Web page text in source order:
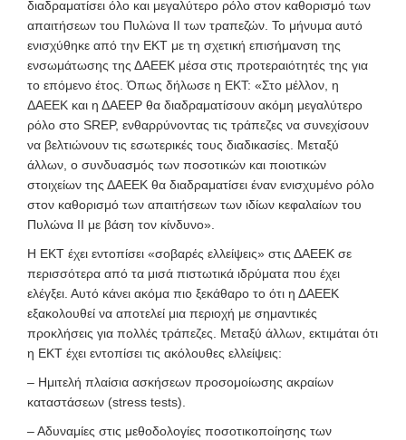
διαδραματίσει όλο και μεγαλύτερο ρόλο στον καθορισμό των
απαιτήσεων του Πυλώνα ΙΙ των τραπεζών. Το μήνυμα αυτό
ενισχύθηκε από την EKT με τη σχετική επισήμανση της
ενσωμάτωσης της ΔΑΕΕΚ μέσα στις προτεραιότητές της για
το επόμενο έτος. Όπως δήλωσε η ΕΚΤ: «Στο μέλλον, η
ΔΑΕΕΚ και η ΔΑΕΕΡ θα διαδραματίσουν ακόμη μεγαλύτερο
ρόλο στο SREP, ενθαρρύνοντας τις τράπεζες να συνεχίσουν
να βελτιώνουν τις εσωτερικές τους διαδικασίες. Μεταξύ
άλλων, ο συνδυασμός των ποσοτικών και ποιοτικών
στοιχείων της ΔΑΕΕΚ θα διαδραματίσει έναν ενισχυμένο ρόλο
στον καθορισμό των απαιτήσεων των ιδίων κεφαλαίων του
Πυλώνα ΙΙ με βάση τον κίνδυνο».
Η ΕΚΤ έχει εντοπίσει «σοβαρές ελλείψεις» στις ΔΑΕΕΚ σε
περισσότερα από τα μισά πιστωτικά ιδρύματα που έχει
ελέγξει. Αυτό κάνει ακόμα πιο ξεκάθαρο το ότι η ΔΑΕΕΚ
εξακολουθεί να αποτελεί μια περιοχή με σημαντικές
προκλήσεις για πολλές τράπεζες. Μεταξύ άλλων, εκτιμάται ότι
η ΕΚΤ έχει εντοπίσει τις ακόλουθες ελλείψεις:
– Ημιτελή πλαίσια ασκήσεων προσομοίωσης ακραίων
καταστάσεων (stress tests).
– Αδυναμίες στις μεθοδολογίες ποσοτικοποίησης των